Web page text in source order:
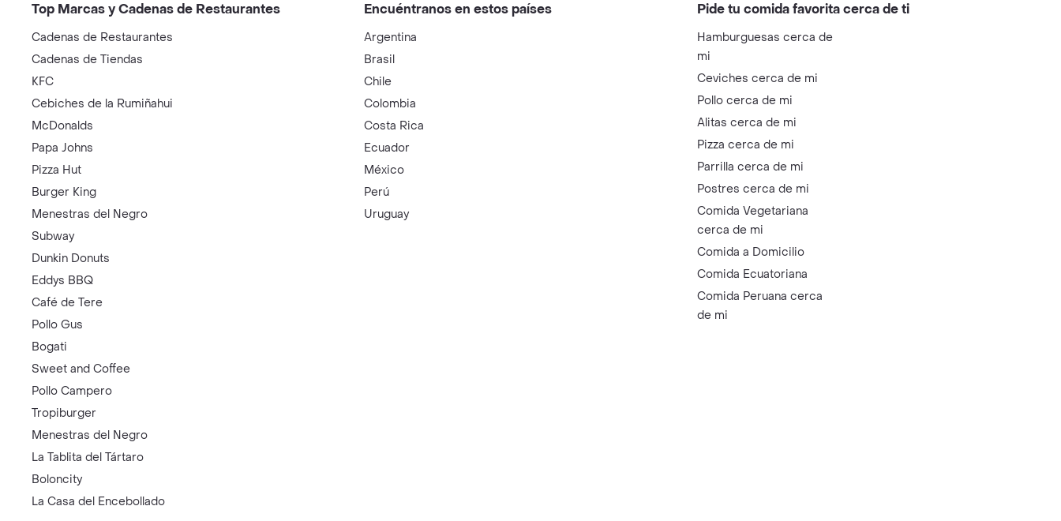
Top Marcas y Cadenas de Restaurantes
Cadenas de Restaurantes
Cadenas de Tiendas
KFC
Cebiches de la Rumiñahui
McDonalds
Papa Johns
Pizza Hut
Burger King
Menestras del Negro
Subway
Dunkin Donuts
Eddys BBQ
Café de Tere
Pollo Gus
Bogati
Sweet and Coffee
Pollo Campero
Tropiburger
Menestras del Negro
La Tablita del Tártaro
Boloncity
La Casa del Encebollado
Encuéntranos en estos países
Argentina
Brasil
Chile
Colombia
Costa Rica
Ecuador
México
Perú
Uruguay
Pide tu comida favorita cerca de ti
Hamburguesas cerca de
mi
Ceviches cerca de mi
Pollo cerca de mi
Alitas cerca de mi
Pizza cerca de mi
Parrilla cerca de mi
Postres cerca de mi
Comida Vegetariana
cerca de mi
Comida a Domicilio
Comida Ecuatoriana
Comida Peruana cerca
de mi